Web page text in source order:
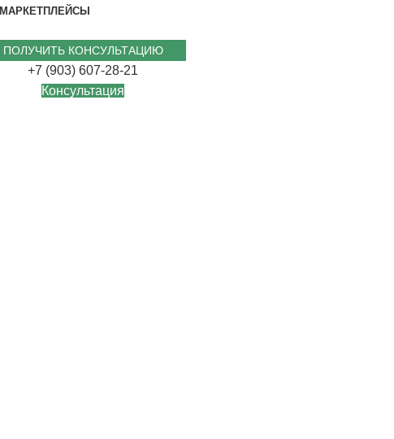
МАРКЕТПЛЕЙСЫ
ПОЛУЧИТЬ КОНСУЛЬТАЦИЮ
+7 (903) 607-28-21
Консультация